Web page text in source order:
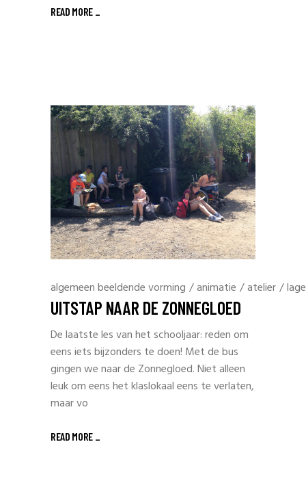
READ MORE _
algemeen beeldende vorming /animatie /atelier/
UITSTAP NAAR DE ZONNEGLOED
De laatste les van het schooljaar: reden om
eens iets bijzonders te doen! Met de bus
gingen we naar de Zonnegloed. Niet alleen
leuk om eens het klaslokaal eens te verlaten,
maar vo
READ MORE _